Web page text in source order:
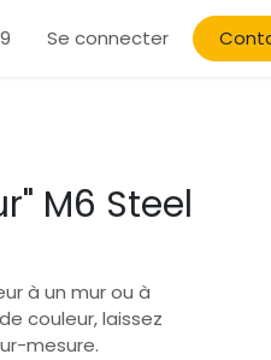
Film Vinyle Coloré Film
Se connecter
M6 Steel
à un mur ou à
couleur, laissez
mesure.